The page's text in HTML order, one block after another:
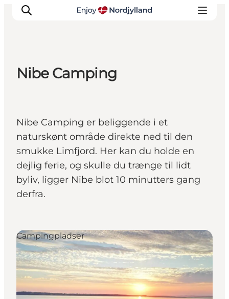
Byer og steder
Guides
Det sker
For børn
Nibe Camping
Nibe Camping er beliggende i et
naturskønt område direkte ned til den
smukke Limfjord. Her kan du holde en
dejlig ferie, og skulle du trænge til lidt
byliv, ligger Nibe blot 10 minutters gang
derfra.
Campingpladser